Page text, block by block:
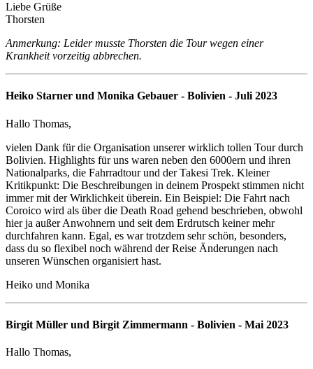
Liebe Grüße
Thorsten
Anmerkung: Leider musste Thorsten die Tour wegen einer
Krankheit vorzeitig abbrechen.
Heiko Starner und Monika Gebauer - Bolivien - Juli 2023
Hallo Thomas,
vielen Dank für die Organisation unserer wirklich tollen Tour durch
Bolivien. Highlights für uns waren neben den 6000ern und ihren
Nationalparks, die Fahrradtour und der Takesi Trek. Kleiner
Kritikpunkt: Die Beschreibungen in deinem Prospekt stimmen nicht
immer mit der Wirklichkeit überein. Ein Beispiel: Die Fahrt nach
Coroico wird als über die Death Road gehend beschrieben, obwohl
hier ja außer Anwohnern und seit dem Erdrutsch keiner mehr
durchfahren kann. Egal, es war trotzdem sehr schön, besonders,
dass du so flexibel noch während der Reise Änderungen nach
unseren Wünschen organisiert hast.
Heiko und Monika
Birgit Müller und Birgit Zimmermann - Bolivien - Mai 2023
Hallo Thomas,